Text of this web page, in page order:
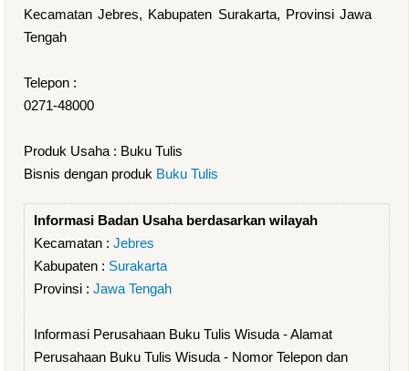
Kecamatan Jebres, Kabupaten Surakarta, Provinsi Jawa
Tengah
Telepon :
0271-48000
Produk Usaha : Buku Tulis
Bisnis dengan produk Buku Tulis
Informasi Badan Usaha berdasarkan wilayah
Kecamatan : Jebres
Kabupaten : Surakarta
Provinsi : Jawa Tengah
Informasi Perusahaan Buku Tulis Wisuda - Alamat
Perusahaan Buku Tulis Wisuda - Nomor Telepon dan